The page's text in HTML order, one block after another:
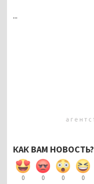
...
КАК ВАМ НОВОСТЬ?
0 0 0 0